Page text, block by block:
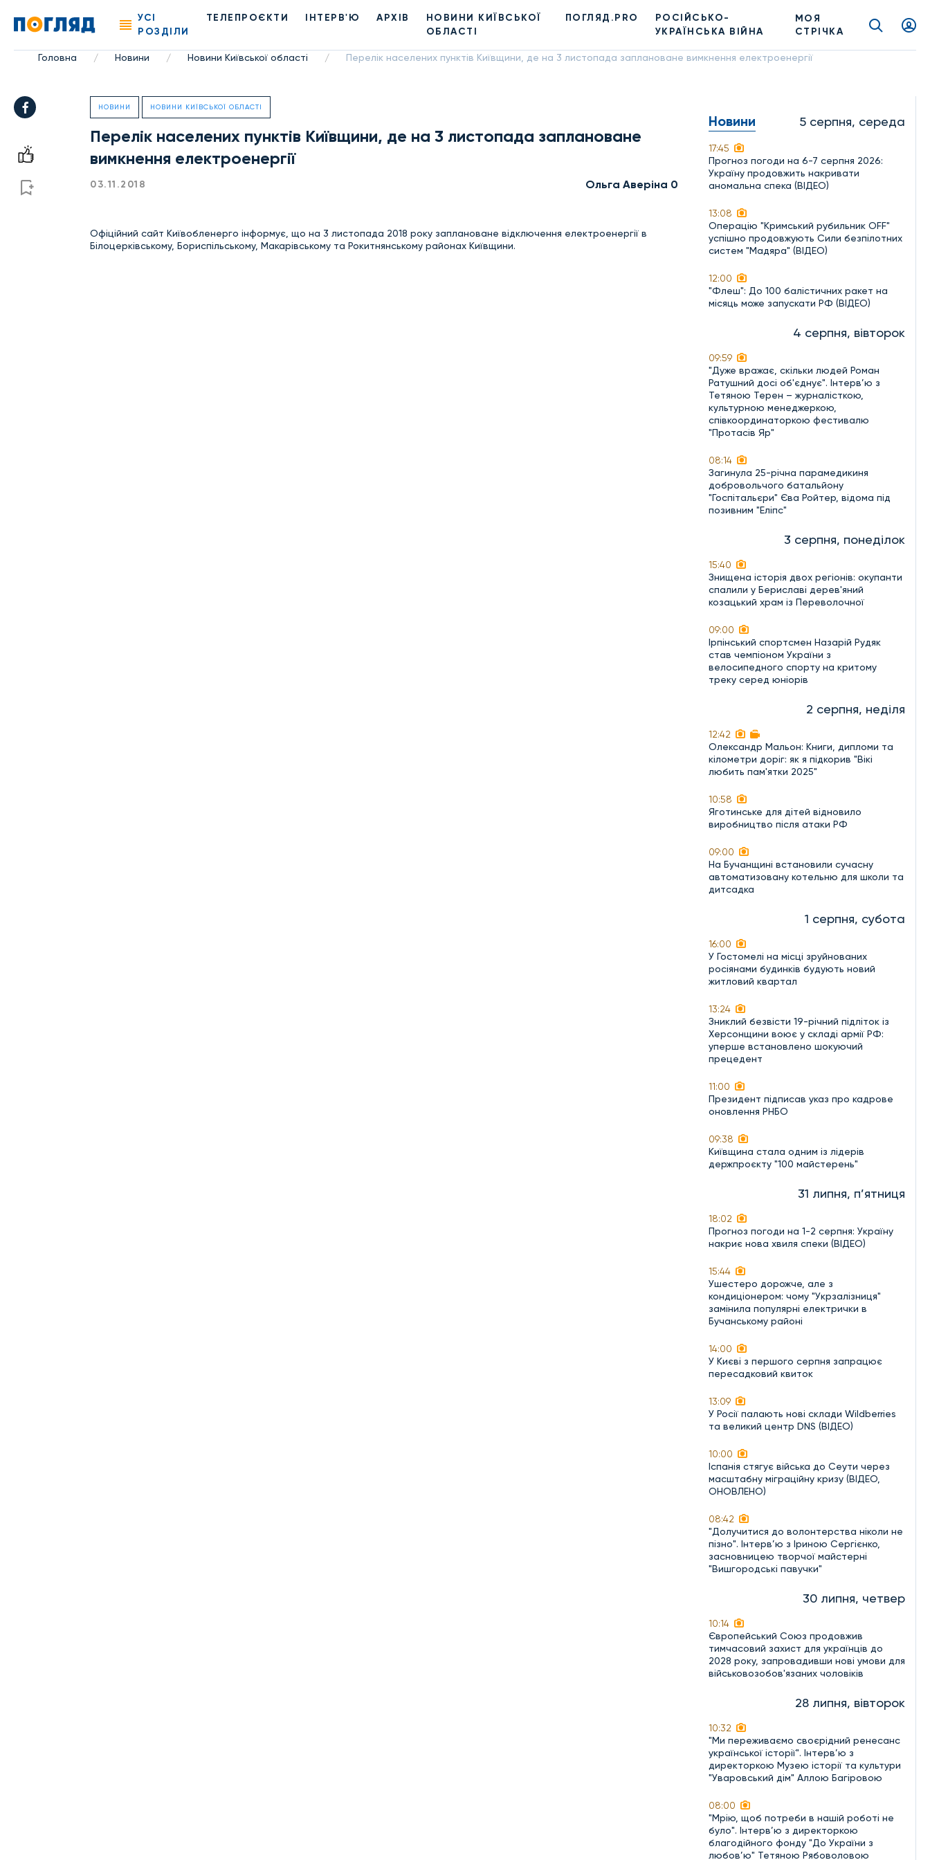
УСІ
РОЗДІЛИ
ТЕЛЕПРОЄКТИ ІНТЕРВ'Ю АРХІВ
НОВИНИ КИЇВСЬКОЇ
ОБЛАСТІ
ПОГЛЯД.PRO
РОСІЙСЬКО-
УКРАЇНСЬКА ВІЙНА
МОЯ
СТРІЧКА
Головна / Новини / Новини Київської області / Перелік населених пунктів Київщини, де на 3 листопада заплановане вимкнення електроенергії
НОВИНИ НОВИНИ КИЇВСЬКОЇ ОБЛАСТІ
Перелік населених пунктів Київщини, де на 3 листопада заплановане
вимкнення електроенергії
03.11.2018 Ольга Аверіна 0
Офіційний сайт Київобленерго інформує, що на 3 листопада 2018 року заплановане відключення електроенергії в
Білоцерківському, Бориспільському, Макарівському та Рокитнянському районах Київщини.
Новини 5 серпня, середа
17:45
Прогноз погоди на 6-7 серпня 2026:
Україну продовжить накривати
аномальна спека (ВІДЕО)
13:08
Операцію "Кримський рубильник OFF"
успішно продовжують Сили безпілотних
систем "Мадяра" (ВІДЕО)
12:00
"Флеш": До 100 балістичних ракет на
місяць може запускати РФ (ВІДЕО)
4 серпня, вівторок
09:59
"Дуже вражає, скільки людей Роман
Ратушний досі об'єднує". Інтерв’ю з
Тетяною Терен – журналісткою,
культурною менеджеркою,
співкоординаторкою фестивалю
"Протасів Яр"
08:14
Загинула 25-річна парамедикиня
добровольчого батальйону
"Госпітальєри" Єва Ройтер, відома під
позивним "Еліпс"
3 серпня, понеділок
15:40
Знищена історія двох регіонів: окупанти
спалили у Бериславі дерев'яний
козацький храм із Переволочної
09:00
Ірпінський спортсмен Назарій Рудяк
став чемпіоном України з
велосипедного спорту на критому
треку серед юніорів
2 серпня, неділя
12:42
Олександр Мальон: Книги, дипломи та
кілометри доріг: як я підкорив "Вікі
любить пам'ятки 2025"
10:58
Яготинське для дітей відновило
виробництво після атаки РФ
09:00
На Бучанщині встановили сучасну
автоматизовану котельню для школи та
дитсадка
1 серпня, субота
16:00
У Гостомелі на місці зруйнованих
росіянами будинків будують новий
житловий квартал
13:24
Зниклий безвісти 19-річний підліток із
Херсонщини воює у складі армії РФ:
уперше встановлено шокуючий
прецедент
11:00
Президент підписав указ про кадрове
оновлення РНБО
09:38
Київщина стала одним із лідерів
держпроєкту "100 майстерень"
31 липня, п’ятниця
18:02
Прогноз погоди на 1-2 серпня: Україну
накриє нова хвиля спеки (ВІДЕО)
15:44
Ушестеро дорожче, але з
кондиціонером: чому "Укрзалізниця"
замінила популярні електрички в
Бучанському районі
14:00
У Києві з першого серпня запрацює
пересадковий квиток
13:09
У Росії палають нові склади Wildberries
та великий центр DNS (ВІДЕО)
10:00
Іспанія стягує війська до Сеути через
масштабну міграційну кризу (ВІДЕО,
ОНОВЛЕНО)
08:42
"Долучитися до волонтерства ніколи не
пізно". Інтерв’ю з Іриною Сергієнко,
засновницею творчої майстерні
"Вишгородські павучки"
30 липня, четвер
10:14
Європейський Союз продовжив
тимчасовий захист для українців до
2028 року, запровадивши нові умови для
військовозобов'язаних чоловіків
28 липня, вівторок
10:32
"Ми переживаємо своєрідний ренесанс
української історії". Інтерв’ю з
директоркою Музею історії та культури
"Уваровський дім" Аллою Багіровою
08:00
"Мрію, щоб потреби в нашій роботі не
було". Інтерв’ю з директоркою
благодійного фонду "До України з
любов’ю" Тетяною Рябоволовою